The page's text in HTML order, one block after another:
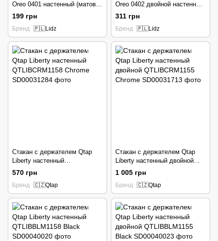
Oreo 0401 настенный (матовое
стекло) LDORE0401CRM22163
Chrome
199 грн
Бренд 🇵🇱Lidz
Oreo 0402 двойной настенный
(матовое стекло)
LDORE0402CRM22164 Chrome
311 грн
Бренд 🇵🇱Lidz
Стакан с держателем Qtap
Liberty настенный
QTLIBCRM1158 Chrome
570 грн
Бренд 🇨🇿Qtap
Стакан с держателем Qtap
Liberty настенный двойной
QTLIBCRM1155 Chrome
1 005 грн
Бренд 🇨🇿Qtap